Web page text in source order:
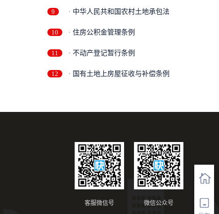
9 · 中华人民共和国农村土地承包法
10 · 住房公积金管理条例
11 · 不动产登记暂行条例
12 · 国有土地上房屋征收与补偿条例
微信公众号
客服微信号